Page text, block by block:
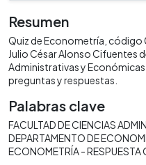
Resumen
Quiz de Econometría,
Julio César Alonso Cifuentes
Administrativas y
preguntas y respuestas.
Palabras clave
FACULTAD DE CIENCIAS
DEPARTAMENTO DE
ECONOMETRÍA - RESPUESTA